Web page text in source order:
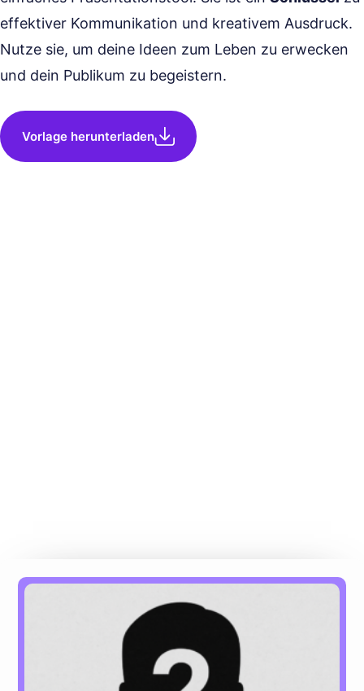
effektiver Kommunikation und kreativem Ausdruck.
Nutze sie, um deine Ideen zum Leben zu erwecken
und dein Publikum zu begeistern.
Vorlage herunterladen